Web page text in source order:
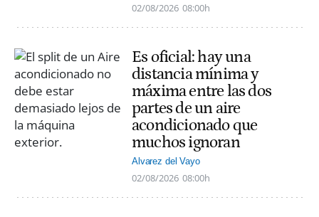
02/08/2026 08:00h
Es oficial: hay una
distancia mínima y
máxima entre las dos
partes de un aire
acondicionado que
muchos ignoran
Alvarez del Vayo
02/08/2026 08:00h